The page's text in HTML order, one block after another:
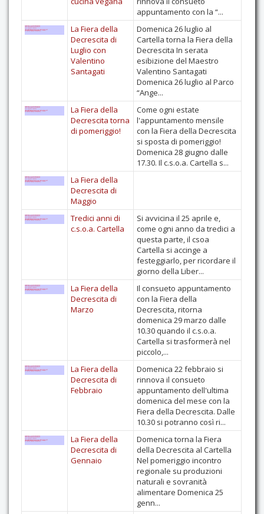
appuntamento con la “...
La Fiera della
Decrescita di
Luglio con
Valentino
Santagati
Domenica 26 luglio al
Cartella torna la Fiera della
Decrescita In serata
esibizione del Maestro
Valentino Santagati
Domenica 26 luglio al Parco
“Ange...
La Fiera della
Decrescita torna
di pomeriggio!
Come ogni estate
l'appuntamento mensile
con la Fiera della Decrescita
si sposta di pomeriggio!
Domenica 28 giugno dalle
17.30. Il c.s.o.a. Cartella s...
La Fiera della
Decrescita di
Maggio
Tredici anni di
c.s.o.a. Cartella
Si avvicina il 25 aprile e,
come ogni anno da tredici a
questa parte, il csoa
Cartella si accinge a
festeggiarlo, per ricordare il
giorno della Liber...
La Fiera della
Decrescita di
Marzo
Il consueto appuntamento
con la Fiera della
Decrescita, ritorna
domenica 29 marzo dalle
10.30 quando il c.s.o.a.
Cartella si trasformerà nel
piccolo,...
La Fiera della
Decrescita di
Febbraio
Domenica 22 febbraio si
rinnova il consueto
appuntamento dell'ultima
domenica del mese con la
Fiera della Decrescita. Dalle
10.30 si potranno così ri...
La Fiera della
Decrescita di
Gennaio
Domenica torna la Fiera
della Decrescita al Cartella
Nel pomeriggio incontro
regionale su produzioni
naturali e sovranità
alimentare Domenica 25
genn...